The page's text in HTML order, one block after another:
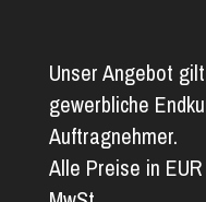
Unser Angebot
gewerbliche
Auftragnehmer.
Alle Preise in